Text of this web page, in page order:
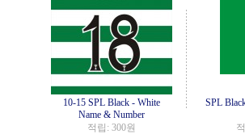
10-15 SPL Black - White
Name & Number
적립: 300원
SPL